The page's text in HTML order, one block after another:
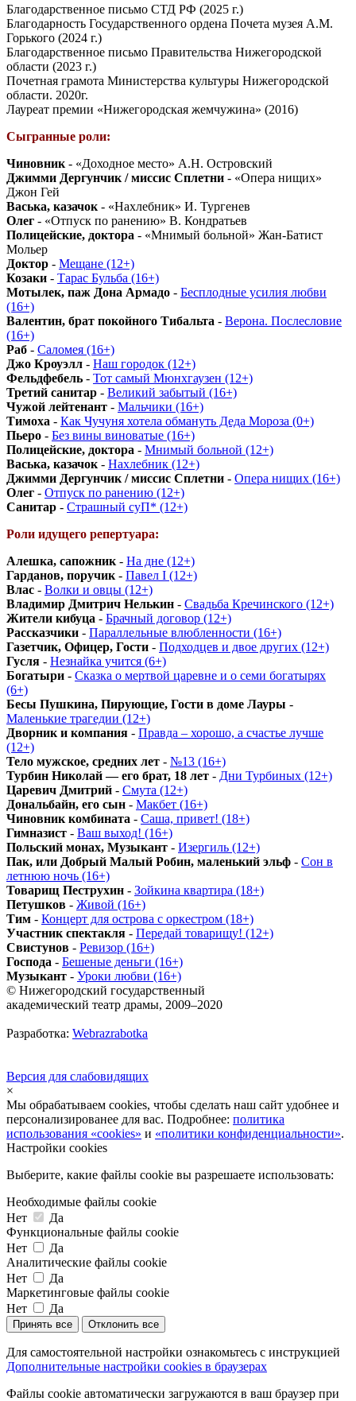
Благодарственное письмо СТД РФ (2025 г.)
Благодарность Государственного ордена Почета музея А.М.
Горького (2024 г.)
Благодарственное письмо Правительства Нижегородской
области (2023 г.)
Почетная грамота Министерства культуры Нижегородской
области. 2020г.
Лауреат премии «Нижегородская жемчужина» (2016)
Сыгранные роли:
Чиновник - «Доходное место» А.Н. Островский
Джимми Дергунчик / миссис Сплетни - «Опера нищих»
Джон Гей
Васька, казачок - «Нахлебник» И. Тургенев
Олег - «Отпуск по ранению» В. Кондратьев
Полицейские, доктора - «Мнимый больной» Жан-Батист
Мольер
Доктор - Мещане (12+)
Козаки - Тарас Бульба (16+)
Мотылек, паж Дона Армадо - Бесплодные усилия любви
(16+)
Валентин, брат покойного Тибальта - Верона. Послесловие
(16+)
Раб - Саломея (16+)
Джо Кроуэлл - Наш городок (12+)
Фельдфебель - Тот самый Мюнхгаузен (12+)
Третий санитар - Великий забытый (16+)
Чужой лейтенант - Мальчики (16+)
Тимоха - Как Чучуня хотела обмануть Деда Мороза (0+)
Пьеро - Без вины виноватые (16+)
Полицейские, доктора - Мнимый больной (12+)
Васька, казачок - Нахлебник (12+)
Джимми Дергунчик / миссис Сплетни - Опера нищих (16+)
Олег - Отпуск по ранению (12+)
Санитар - Страшный суП* (12+)
Роли идущего репертуара:
Алешка, сапожник - На дне (12+)
Гарданов, поручик - Павел I (12+)
Влас - Волки и овцы (12+)
Владимир Дмитрич Нелькин - Свадьба Кречинского (12+)
Жители кибуца - Брачный договор (12+)
Рассказчики - Параллельные влюбленности (16+)
Газетчик, Офицер, Гости - Подходцев и двое других (12+)
Гусля - Незнайка учится (6+)
Богатыри - Сказка о мертвой царевне и о семи богатырях
(6+)
Бесы Пушкина, Пирующие, Гости в доме Лауры -
Маленькие трагедии (12+)
Дворник и компания - Правда – хорошо, а счастье лучше
(12+)
Тело мужское, средних лет - №13 (16+)
Турбин Николай — его брат, 18 лет - Дни Турбиных (12+)
Царевич Дмитрий - Смута (12+)
Дональбайн, его сын - Макбет (16+)
Чиновник комбината - Саша, привет! (18+)
Гимназист - Ваш выход! (16+)
Польский монах, Музыкант - Изергиль (12+)
Пак, или Добрый Малый Робин, маленький эльф - Сон в
летнюю ночь (16+)
Товарищ Пеструхин - Зойкина квартира (18+)
Петушков - Живой (16+)
Тим - Концерт для острова с оркестром (18+)
Участник спектакля - Передай товарищу! (12+)
Свистунов - Ревизор (16+)
Господа - Бешеные деньги (16+)
Музыкант - Уроки любви (16+)
© Нижегородский государственный
академический театр драмы, 2009–2020
Разработка: Webrazrabotka
Версия для слабовидящих
×
Мы обрабатываем cookies, чтобы сделать наш сайт удобнее и
персонализированее для вас. Подробнее: политика
использования «cookies» и «политики конфиденциальности».
Настройки cookies
Выберите, какие файлы cookie вы разрешаете использовать:
Необходимые файлы cookie
Нет
Да
Функциональные файлы cookie
Нет
Да
Аналитические файлы cookie
Нет
Да
Маркетинговые файлы cookie
Нет
Да
Принять все Отклонить все
Для самостоятельной настройки ознакомьтесь с инструкцией
Дополнительные настройки cookies в браузерах
Файлы cookie автоматически загружаются в ваш браузер при